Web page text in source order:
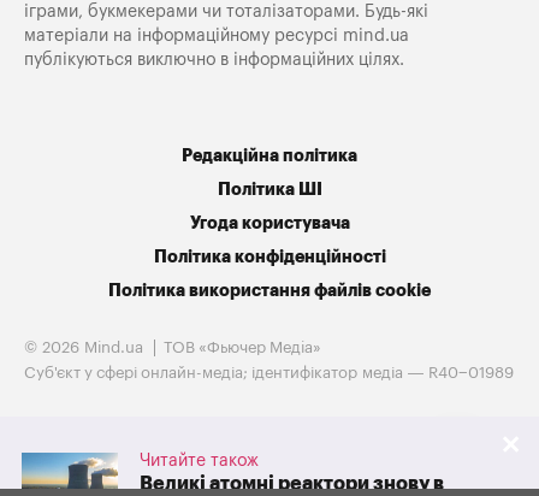
Читайте також
Великі атомні реактори знову в
іграми, букмекерами чи тоталізаторами. Будь-які
матеріали на інформаційному ресурсі mind.ua
публікуються виключно в інформаційних цілях.
Редакційна політика
Політика ШІ
Угода користувача
Політика конфіденційності
Політика використання файлів cookie
© 2026 Mind.ua
ТОВ «Фьючер Медiа»
Cуб'єкт у сфері онлайн-медіа; ідентифікатор медіа — R40−01989